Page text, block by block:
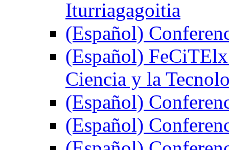
Iturriagagoitia
(Español)
(Español)
Ciencia y la
(Español)
(Español)